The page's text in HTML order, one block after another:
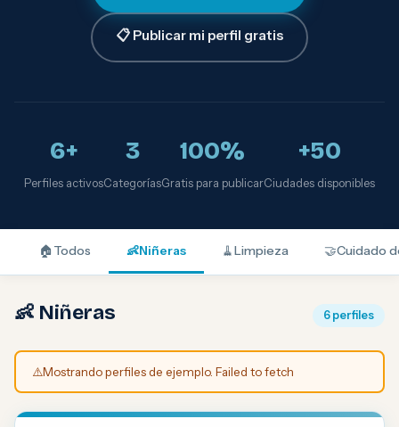
📋 Publicar mi perfil gratis
6+
Perfiles activos
3
Categorías
100%
Gratis para publicar
+50
Ciudades disponibles
🏠 Todos 👶Niñeras 🧹Limpieza 🤝Cuidado
👶 Niñeras 6 perfiles
⚠️Mostrando perfiles de ejemplo. Failed to fetch